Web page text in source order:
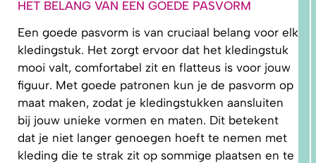
HET BELANG VAN EEN GOEDE PASVORM
Een goede pasvorm is van cruciaal belang voor elk
kledingstuk. Het zorgt ervoor dat het kledingstuk
mooi valt, comfortabel zit en flatteus is voor jouw
figuur. Met goede patronen kun je de pasvorm op
maat maken, zodat je kledingstukken aansluiten
bij jouw unieke vormen en maten. Dit betekent
dat je niet langer genoegen hoeft te nemen met
kleding die te strak zit op sommige plaatsen en te